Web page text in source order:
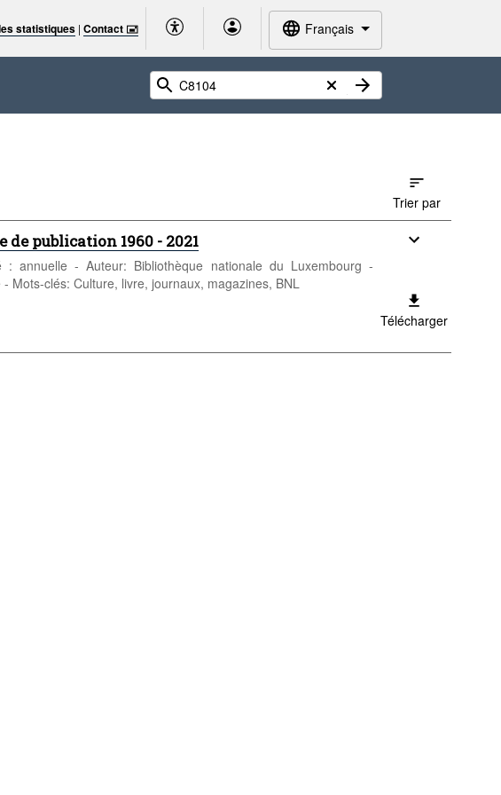
statistiques |Contact 🖃 Français
Trier par
publication 1960 - 2021
annuelle - Auteur: Bibliothèque nationale du Luxembourg -
Mots-clés: Culture, livre, journaux, magazines, BNL
Télécharger